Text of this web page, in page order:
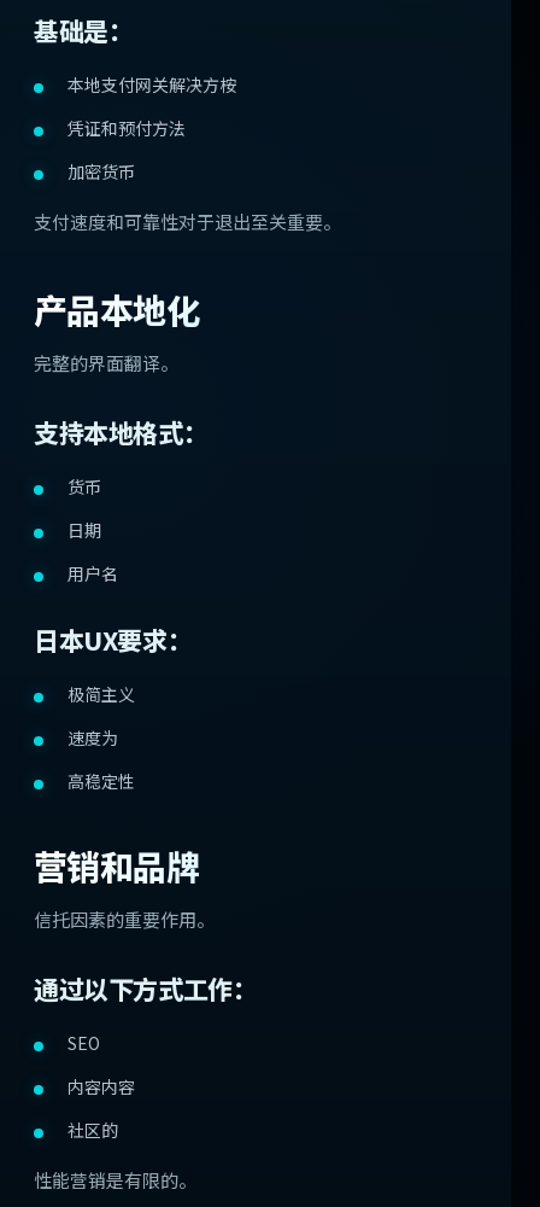
基础是：
本地支付网关解决方桉
凭证和预付方法
加密货币
支付速度和可靠性对于退出至关重要。
产品本地化
完整的界面翻译。
支持本地格式：
货币
日期
用户名
日本UX要求：
极简主义
速度为
高稳定性
营销和品牌
信托因素的重要作用。
通过以下方式工作：
SEO
内容内容
社区的
性能营销是有限的。